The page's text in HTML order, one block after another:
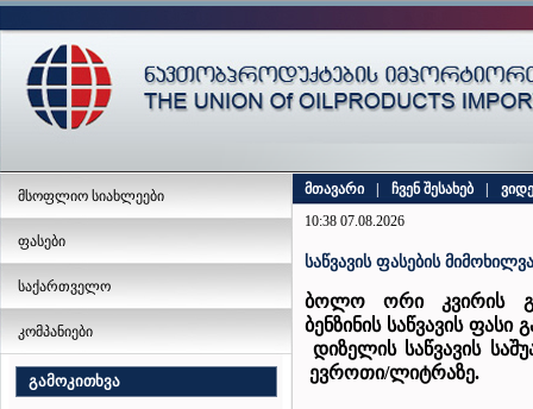
მსოფლიო სიახლეები
ფასები
საქართველო
კომპანიები
გამოკითხვა
მთავარი ჩვენ შესახებ
10:38 07.08.2026
საწვავის ფასების
ბოლო ორი კვირის
ბენზინის საწვავის ფასი
დიზელის საწვავის
ევროთი/ლიტრაზე.